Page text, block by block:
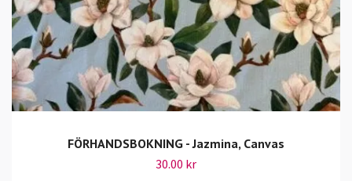
FÖRHANDSBOKNING - Jazmina, Canvas
30.00 kr